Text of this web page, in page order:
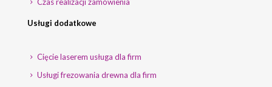
Usługi dodatkowe
Cięcie laserem usługa dla firm
Usługi frezowania drewna dla firm